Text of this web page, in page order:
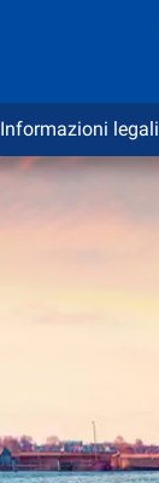
Informazioni legali